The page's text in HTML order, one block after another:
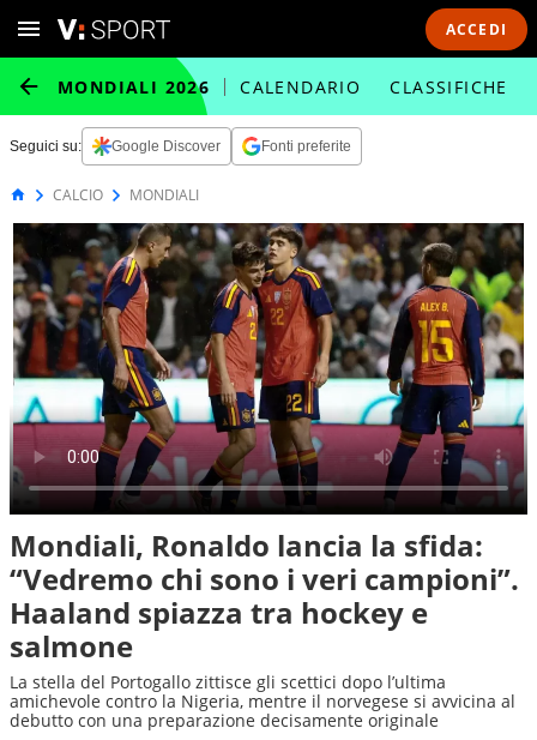
ACCEDI
MONDIALI 2026 CALENDARIO CLASSIFICHE
Seguici su: Google Discover Fonti preferite
CALCIO MONDIALI
Mondiali, Ronaldo lancia la sfida:
“Vedremo chi sono i veri campioni”.
Haaland spiazza tra hockey e
salmone
La stella del Portogallo zittisce gli scettici dopo l’ultima
amichevole contro la Nigeria, mentre il norvegese si avvicina al
debutto con una preparazione decisamente originale